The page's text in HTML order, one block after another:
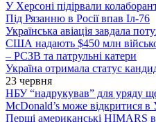
У Херсоні підірвали
Під Рязанню в Росії впав Іл-76
Українська авіація завдала
США надають $450 млн
– РСЗВ та патрульні катери
Україна отримала статус
23 червня
НБУ “надрукував” для уряду
McDonald’s може відкритися в
Перші американські HIMARS